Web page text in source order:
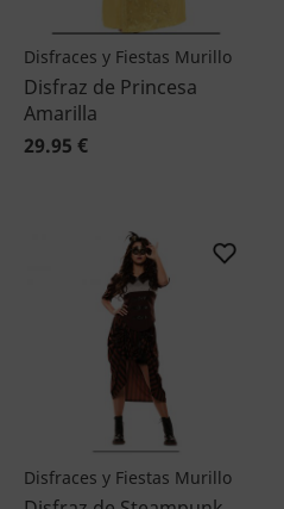
Disfraces y Fiestas Murillo
Disfraz de Princesa
Amarilla
29.95 €
Disfraces y Fiestas Murillo